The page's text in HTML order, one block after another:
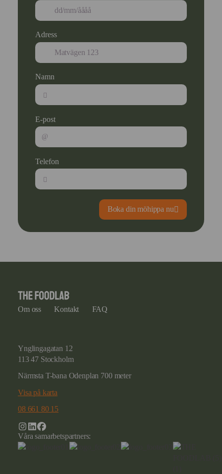
Adress
Namn
E-post
Telefon
Boka din möhippa nu
Om oss Kontakt FAQ
Ynglingagatan 12
113 47 Stockholm
Närmsta T-bana Odenplan 700 meter
Visa på karta
08 661 80 15
Våra samarbetspartners: